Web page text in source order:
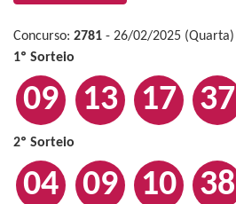
Concurso: 2781 - 26/02/2025 (Quarta)
1º Sorteio
09 13 17 37
2º Sorteio
04 09 10 38